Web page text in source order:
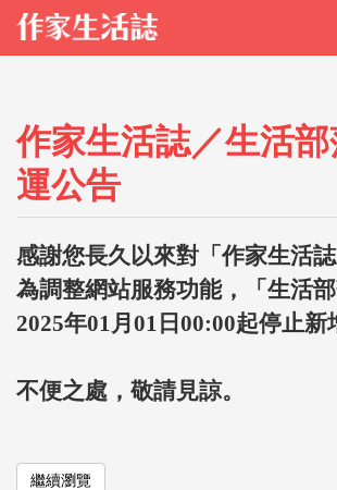
作家生活誌／生活
運公告
感謝您長久以來對「作家生活誌
為調整網站服務功能，「生活
2025年01月01日00:00起停止新
不便之處，敬請見諒。
繼續瀏覽